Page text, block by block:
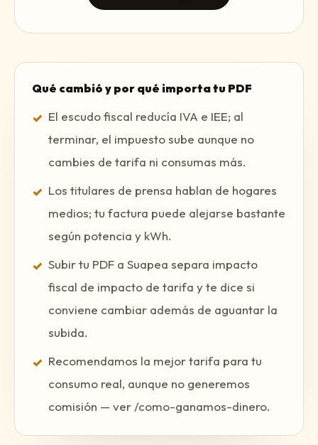
Qué cambió y por qué importa tu PDF
✓ El escudo fiscal reducía IVA e IEE; al
terminar, el impuesto sube aunque no
cambies de tarifa ni consumas más.
✓ Los titulares de prensa hablan de hogares
medios; tu factura puede alejarse bastante
según potencia y kWh.
✓ Subir tu PDF a Suapea separa impacto
fiscal de impacto de tarifa y te dice si
conviene cambiar además de aguantar la
subida.
✓ Recomendamos la mejor tarifa para tu
consumo real, aunque no generemos
comisión — ver /como-ganamos-dinero.